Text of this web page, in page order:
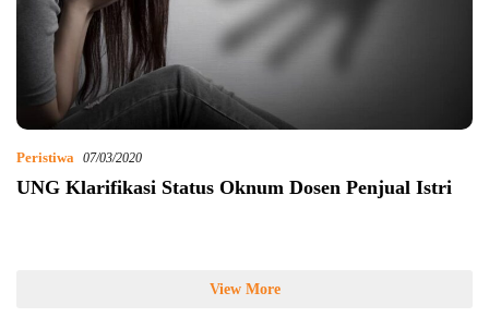
Peristiwa 07/03/2020
UNG Klarifikasi Status Oknum Dosen Penjual Istri
View More